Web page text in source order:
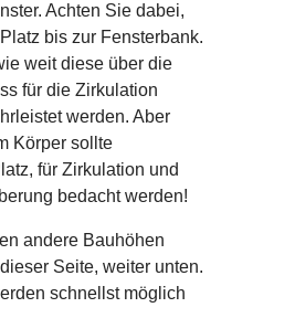
Achten Sie dabei,
bis zur Fensterbank.
weit diese über die
für die Zirkulation
werden. Aber
Körper sollte
für Zirkulation und
bedacht werden!
andere Bauhöhen
Seite, weiter unten.
schnellst möglich